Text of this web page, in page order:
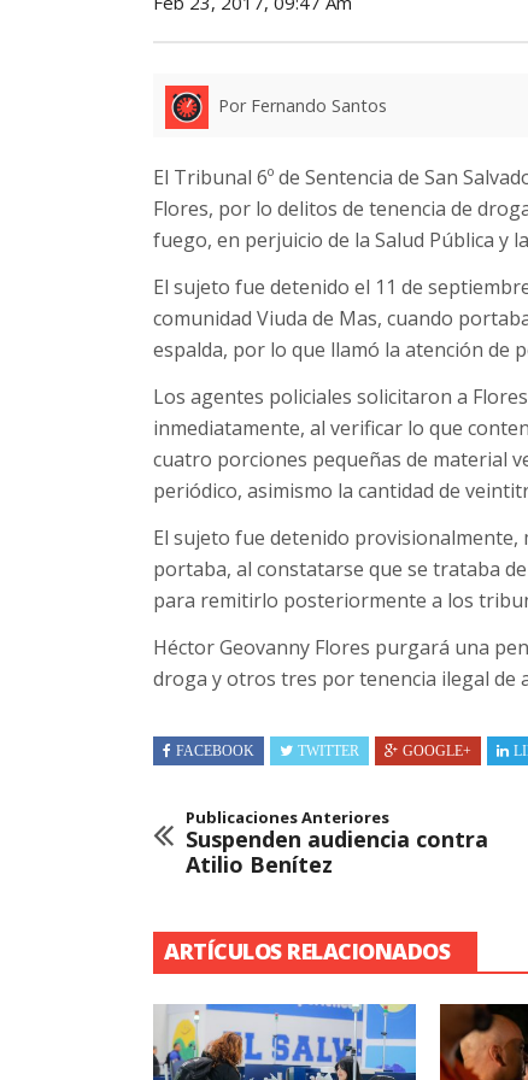
Por Fernando Santos
El Tribunal 6º de Sentencia de San
Flores, por lo delitos de tenencia de
fuego, en perjuicio de la Salud Pública y
El sujeto fue detenido el 11 de
comunidad Viuda de Mas, cuando
espalda, por lo que llamó la atención de
Los agentes policiales solicitaron a
inmediatamente, al verificar lo que
cuatro porciones pequeñas de material
periódico, asimismo la cantidad de
El sujeto fue detenido
portaba, al constatarse que se trataba
para remitirlo posteriormente a los
Héctor Geovanny Flores purgará una
droga y otros tres por tenencia ilegal de
FACEBOOK TWITTER GOOGLE+
Publicaciones Anteriores
Suspenden audiencia contra
Atilio Benítez
ARTÍCULOS RELACIONADOS